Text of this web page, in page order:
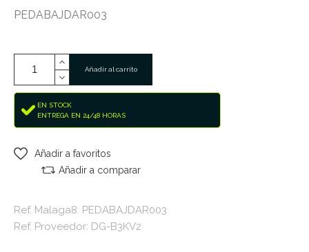
PEDABAJDAR003
Añadir al carrito
EN STOCK
ENTREGA EN 24/48 HORAS
Añadir a favoritos
Añadir a comparar
Ref. Malaga8: PEDABAJDAR003
Ref. Proveedor: DG-B3KV2